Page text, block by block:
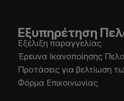
Εξυπηρέτηση
Εξέλιξη παραγγελίας
Έρευνα Ικανοποίησης
Προτάσεις για βελτίωση
Φόρμα Επικοινωνίας